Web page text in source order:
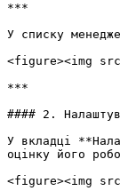
***
У списку
<figure><img
***
#### 2.
У вкладці
оцінку його
<figure><img